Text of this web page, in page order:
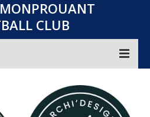
CLUB